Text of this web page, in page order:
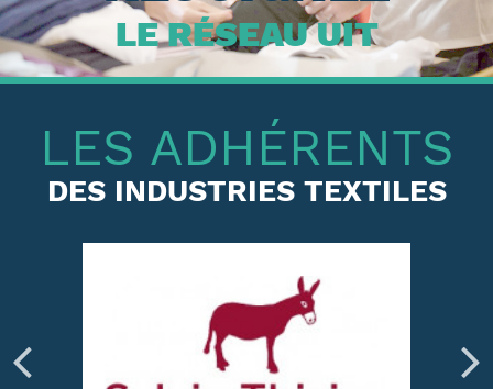
LE RÉSEAU UIT
LES ADHÉRENTS
DES INDUSTRIES TEXTILES